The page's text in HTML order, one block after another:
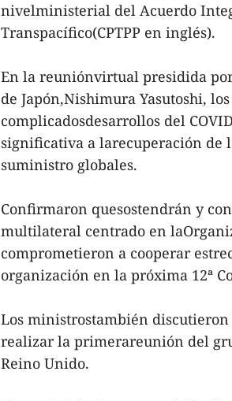
nivelministerial del Acuerdo
Transpacífico(CPTPP en inglés).
En la reuniónvirtual presidida
de Japón,Nishimura Yasutoshi,
complicadosdesarrollos del
significativa a larecuperación de
suministro globales.
Confirmaron quesostendrán y
multilateral centrado en
comprometieron a cooperar
organización en la próxima 12ª
Los ministrostambién discutieron
realizar la primerareunión del
Reino Unido.